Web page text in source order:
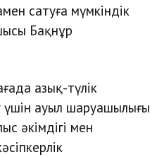
сатуға мүмкіндік
Бақнұр
азық-түлік
ауыл шаруашылығы
әкімдігі мен